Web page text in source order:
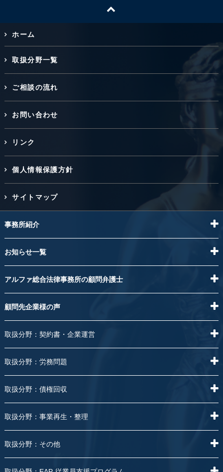
ホーム
取扱分野一覧
ご相談の流れ
お問い合わせ
リンク
個人情報保護方針
サイトマップ
事務所紹介
お知らせ一覧
アルファ総合法律事務所の顧問弁護士
顧問先企業様の声
取扱分野：契約書・企業運営
取扱分野：労務問題
取扱分野：債権回収
取扱分野：事業再生・整理
取扱分野：その他